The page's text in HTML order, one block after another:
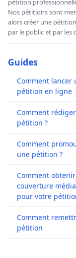
pétition
Nos pétitions sont
alors créer une
par le public et par les
Guides
Comment lancer
pétition en ligne
Comment
pétition ?
Comment
une pétition ?
Comment
couverture
pour votre
Comment
pétition